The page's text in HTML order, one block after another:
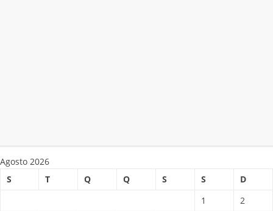
Agosto 2026
S
T Q Q S S
D
1
2